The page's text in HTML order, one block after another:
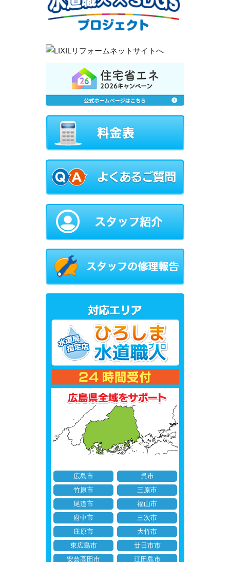
広島市
呉市
竹原市
三原市
尾道市
福山市
府中市
三次市
庄原市
大竹市
東広島市
廿日市市
安芸高田市
江田島市